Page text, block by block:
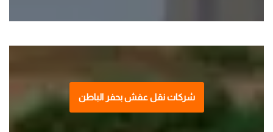
شركات نقل عفش بحفر الباطن